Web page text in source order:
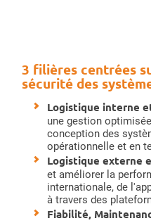
3 filières centrées
sécurité des
Logistique interne
une gestion
conception des
opérationnelle et en
Logistique externe
et améliorer la
internationale, de
à travers des
Fiabilité,